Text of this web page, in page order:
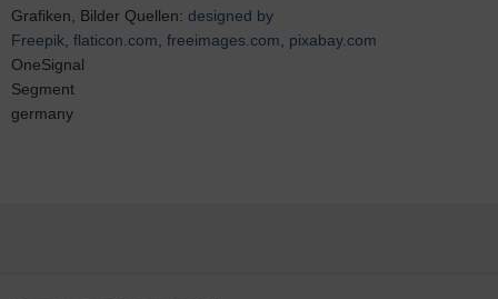
Grafiken, Bilder Quellen: designed by
Freepik flaticon.com freeimages.com
pixabay.com
OneSignal
Segment
germany